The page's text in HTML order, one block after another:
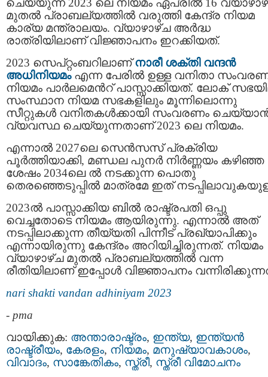
മുതൽ പ്രാബല്യത്തിൽ വരുത്തി കേന്ദ്ര നിയമ
കാര്യ മന്ത്രാലയം. വ്യാഴാഴ്ച അർദ്ധ
രാത്രിയിലാണ് വിജ്ഞാപനം ഇറക്കിയത്.
2023 സെപ്റ്റംബറിലാണ്നാരീ ശക്തി വന്ദൻ
അധിനിയമം എന്ന പേരിൽ ഉള്ള വനിതാ
നിയമം പാർലമെന്‍റ് പാസ്സാക്കിയത്. ലോക്‌
സംസ്ഥാന നിയമ സഭകളിലും മൂന്നിലൊന്നു
സീറ്റുകൾ വനിതകൾക്കായി സംവരണം
വ്യവസ്ഥ ചെയ്യുന്നതാണ് 2023 ലെ നിയമം.
എന്നാൽ 2027ലെ സെൻസസ് പ്രക്രിയ
പൂർത്തിയാക്കി, മണ്ഡല പുനർ നിർണ്ണയം കഴിഞ്ഞ
ശേഷം 2034ലെ ൽ നടക്കുന്ന പൊതു
തെരഞ്ഞെടുപ്പിൽ മാത്രമേ ഇത്
2023ൽ പാസ്സാക്കിയ ബിൽ രാഷ്ട്രപതി ഒപ്പു
വെച്ചതോടെ നിയമം ആയിരുന്നു. എന്നാൽ അത്
നടപ്പിലാക്കുന്ന തീയ്യതി പിന്നീട് പ്രഖ്യാപിക്കും
എന്നായിരുന്നു കേന്ദ്രം അറിയിച്ചിരുന്നത്. നിയമം
വ്യാഴാഴ്ച മുതൽ പ്രാബല്യത്തില്‍ വന്ന
രീതിയിലാണ് ഇപ്പോൾ വിജ്ഞാപനം
nari shakti vandan adhiniyam 2023
- pma
വായിക്കുക: അന്താരാഷ്ട്രം, ഇന്ത്യ, ഇന്ത്യന്‍
രാഷ്ട്രീയം, കേരളം, നിയമം, മനുഷ്യാവകാശം,
വിവാദം, സാങ്കേതികം, സ്ത്രീ, സ്ത്രീ വിമോചനം